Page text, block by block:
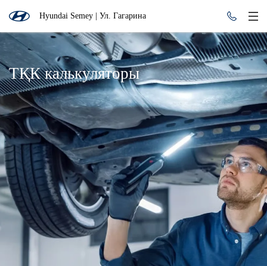
Hyundai Semey | Ул. Гагарина
ТҚК калькуляторы